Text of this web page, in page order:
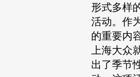
形式多样
活动。作
的重要内
上海大众
出了季节